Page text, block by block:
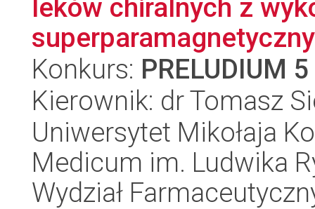
leków chiralnych z
Konkurs: PRELUDIUM 5
Kierownik: dr Tomasz
Uniwersytet Mikołaja
Medicum im. Ludwika
Wydział